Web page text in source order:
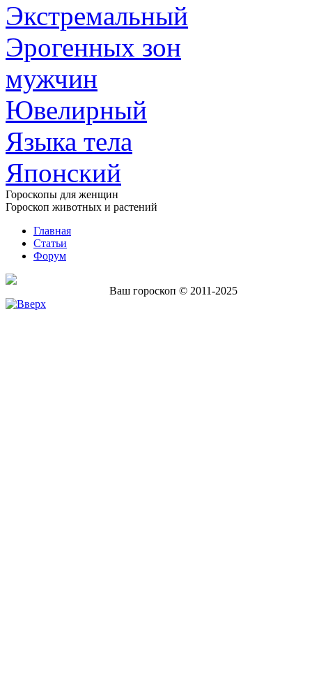
Экстремальный
Эрогенных зон
мужчин
Ювелирный
Языка тела
Японский
Гороскопы для женщин
Гороскоп животных и растений
Главная
Статьи
Форум
Ваш гороскоп © 2011-2025